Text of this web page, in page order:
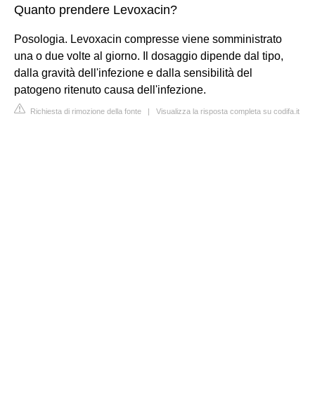
Quanto prendere Levoxacin?
Posologia. Levoxacin compresse viene somministrato
una o due volte al giorno. Il dosaggio dipende dal tipo,
dalla gravità dell'infezione e dalla sensibilità del
patogeno ritenuto causa dell'infezione.
Richiesta di rimozione della fonte | Visualizza la risposta completa su codifa.it